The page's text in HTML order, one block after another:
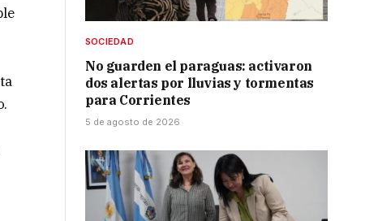
SOCIEDAD
No guarden el paraguas: activaron
dos alertas por lluvias y tormentas
para Corrientes
5 de agosto de 2026